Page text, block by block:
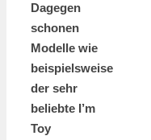
Dagegen
schonen
Modelle wie
beispielsweise
der sehr
beliebte I’m
Toy